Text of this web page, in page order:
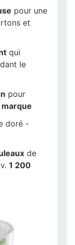
pour une
et
qui
le
pour
doré -
de
1 200